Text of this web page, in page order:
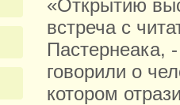
«Открытию
встреча с
Пастернеака,
говорили о
котором